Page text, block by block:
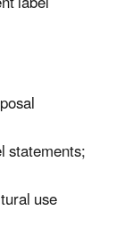
statements;
use